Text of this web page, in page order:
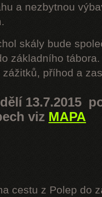
a nezbytnou
skály bude
základního tábora.
příhod a
13.7.2015
viz MAPA
cestu z Polep do